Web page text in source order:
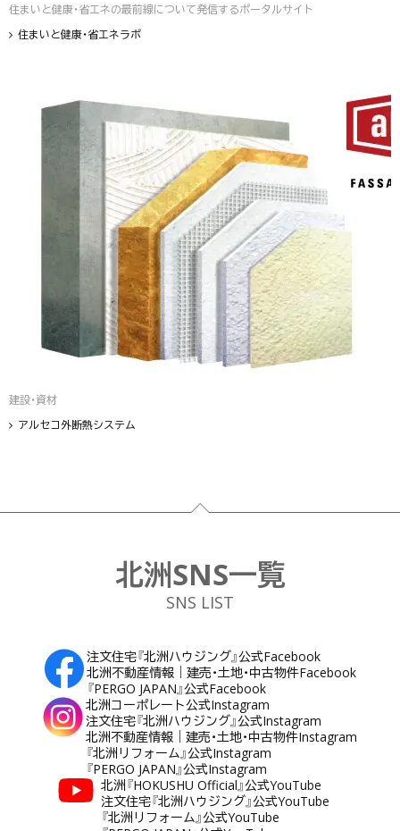
住まいと健康・省エネの最前線について発信するポータルサイト
住まいと健康・省エネラボ
建設・資材
アルセコ外断熱システム
フッター
北洲SNS一覧
SNS LIST
注文住宅『北洲ハウジング』公式Facebook
北洲不動産情報｜建売・土地・中古物件Facebook
『PERGO JAPAN』公式Facebook
北洲コーポレート公式Instagram
注文住宅『北洲ハウジング』公式Instagram
北洲不動産情報｜建売・土地・中古物件Instagram
『北洲リフォーム』公式Instagram
『PERGO JAPAN』公式Instagram
北洲『HOKUSHU Official』公式YouTube
注文住宅『北洲ハウジング』公式YouTube
『北洲リフォーム』公式YouTube